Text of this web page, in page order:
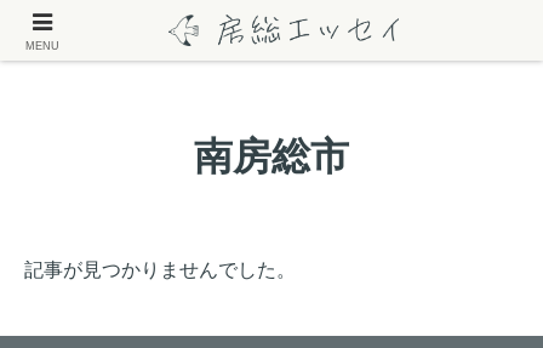
南房総市
記事が見つかりませんでした。
MENU